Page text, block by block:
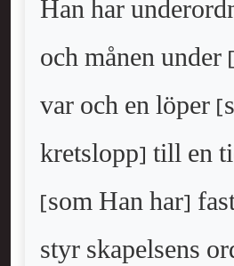
Han har
och månen
var och en löper
kretslopp] till en
[som Han har]
styr skapelsens